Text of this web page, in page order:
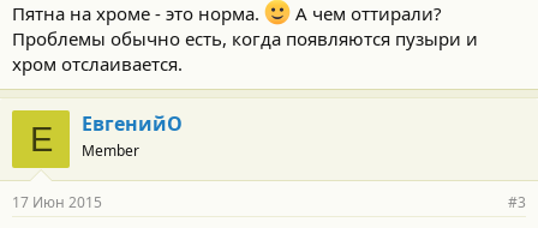
Попытаюсь позже выложить фото.
Пятна на хроме - это норма.
А чем оттирали?
Проблемы обычно есть, когда появляются пузыри и
хром отслаивается.
Е ЕвгенийО
Member
17 Июн 2015 #3